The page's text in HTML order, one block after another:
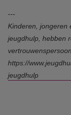
---
Kinderen, jongeren
jeugdhulp, hebben
https://
jeugdhulp